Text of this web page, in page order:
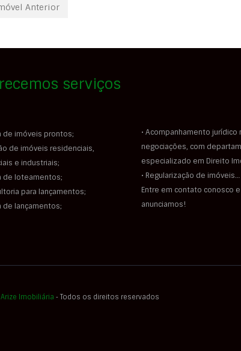
Anterior
serviços
de imóveis prontos;
de imóveis residenciais,
e industriais;
de loteamentos;
para lançamentos;
de lançamentos;
• Acompanhamento jurídico
negociações, com
especializado em Direito
• Regularização de imóveis…
Entre em contato conosco
anunciamos!
Arize Imobiliária ‐ Todos os direitos reservados